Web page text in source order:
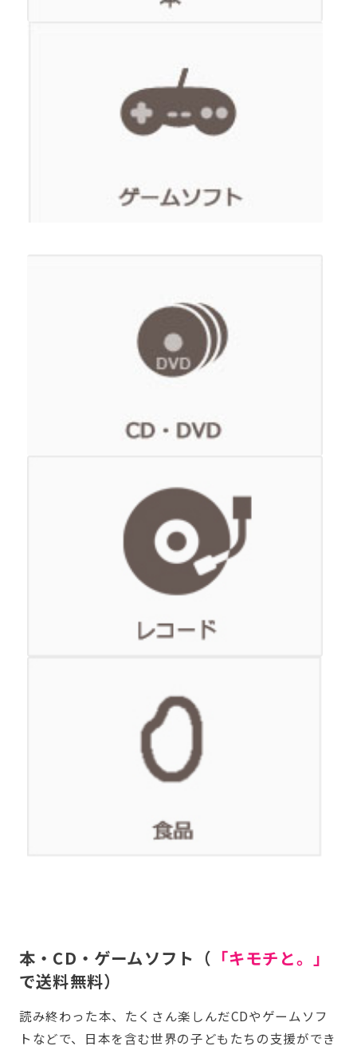
本・CD・ゲームソフト（ 「キモチと。」
で送料無料）
読み終わった本、たくさん楽しんだCDやゲームソフ
トなどで、日本を含む世界の子どもたちの支援ができ